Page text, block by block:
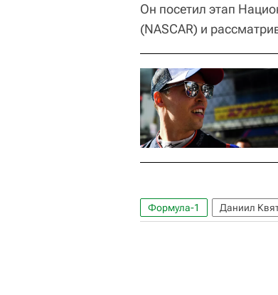
Он посетил этап
(NASCAR) и
Формула-1 Даниил